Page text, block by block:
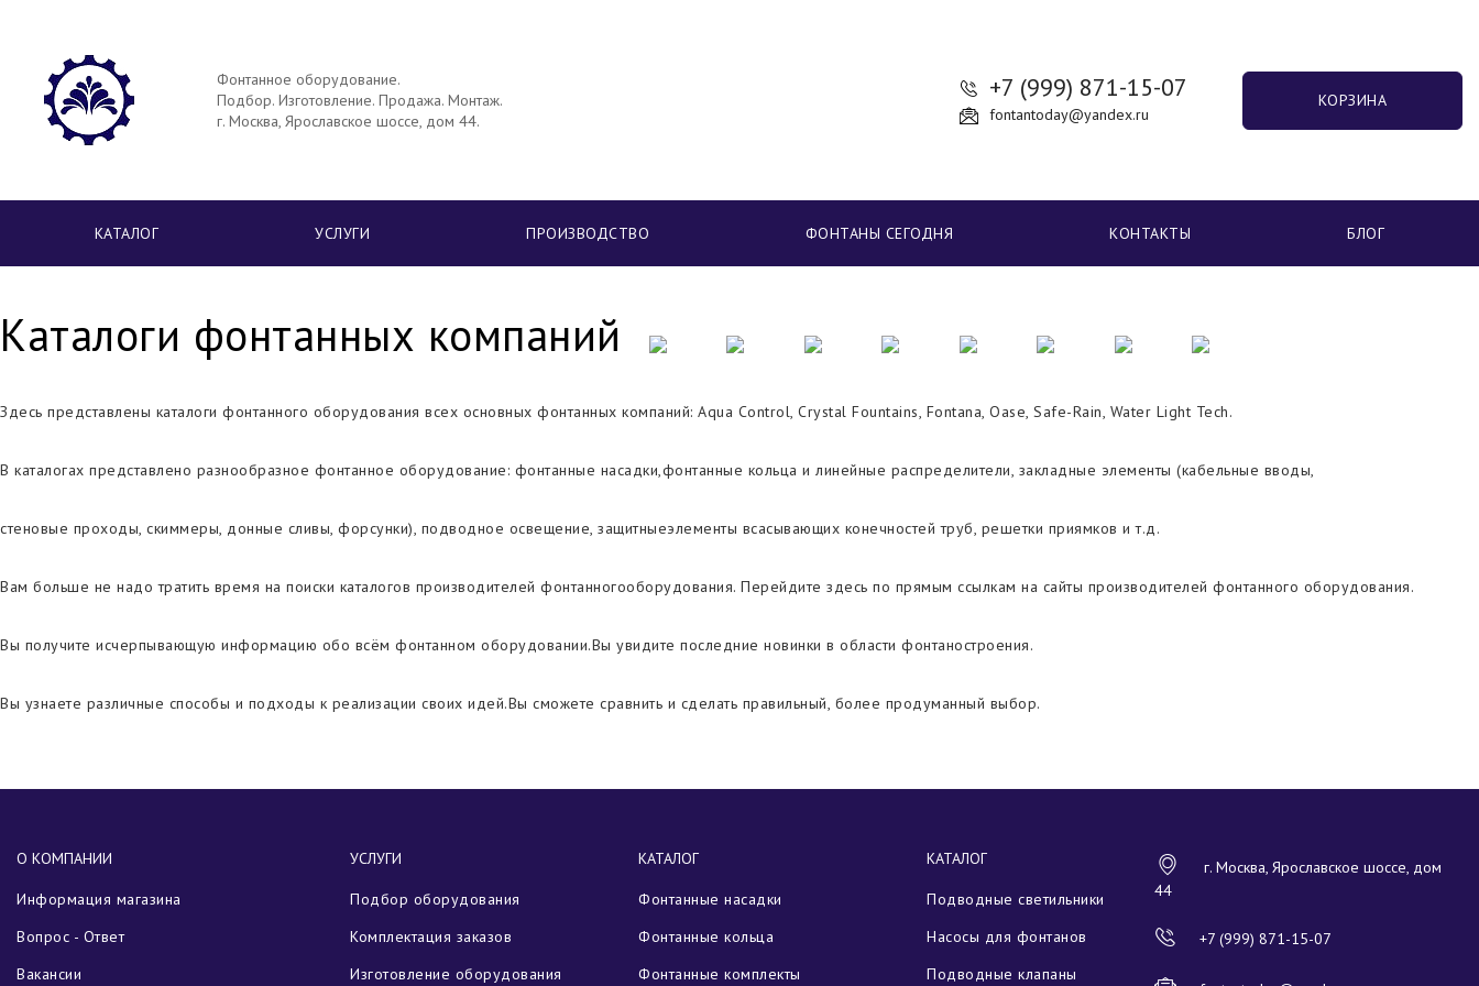
Фонтанное оборудование.
Подбор. Изготовление. Продажа. Монтаж.
г. Москва, Ярославское шоссе, дом 44.
+7 (999) 871-15-07
fontantoday@yandex.ru
КОРЗИНА
КАТАЛОГ УСЛУГИ ПРОИЗВОДСТВО ФОНТАНЫ СЕГОДНЯ КОНТАКТЫ БЛОГ
Каталоги фонтанных компаний
Здесь представлены каталоги фонтанного оборудования всех основных фонтанных компаний: Aqua Control, Crystal Fountains, Fontana, Oase, Safe-Rain, Water Light Tech.
В каталогах представлено разнообразное фонтанное оборудование: фонтанные насадки,фонтанные кольца и линейные распределители, закладные элементы (кабельные вводы,
стеновые проходы, скиммеры, донные сливы, форсунки), подводное освещение, защитныеэлементы всасывающих конечностей труб, решетки приямков и т.д.
Вам больше не надо тратить время на поиски каталогов производителей фонтанногооборудования. Перейдите здесь по прямым ссылкам на сайты производителей фонтанного оборудования.
Вы получите исчерпывающую информацию обо всём фонтанном оборудовании.Вы увидите последние новинки в области фонтаностроения.
Вы узнаете различные способы и подходы к реализации своих идей.Вы сможете сравнить и сделать правильный, более продуманный выбор.
О КОМПАНИИ
Информация магазина
Вопрос - Ответ
Вакансии
УСЛУГИ
Подбор оборудования
Комплектация заказов
Изготовление оборудования
КАТАЛОГ
Фонтанные насадки
Фонтанные кольца
Фонтанные комплекты
КАТАЛОГ
Подводные светильники
Насосы для фонтанов
Подводные клапаны
г. Москва, Ярославское шоссе, дом
44
+7 (999) 871-15-07